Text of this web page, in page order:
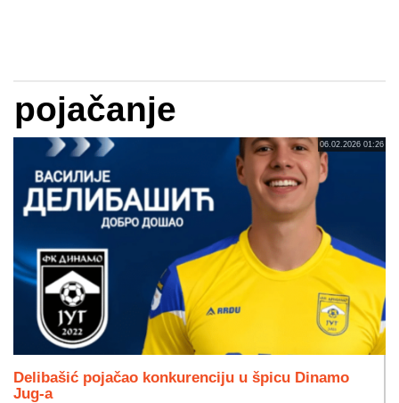
pojačanje
06.02.2026 01:26
Delibašić pojačao konkurenciju u špicu Dinamo
Jug-a